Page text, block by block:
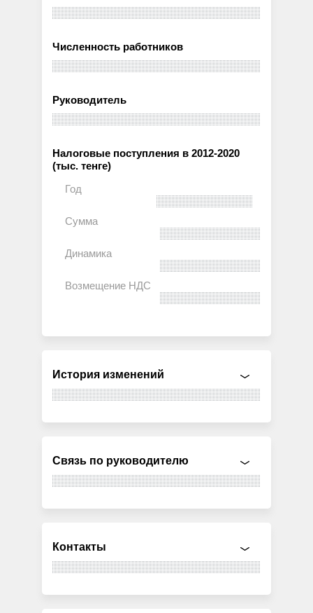
Численность работников
Руководитель
Налоговые поступления в 2012-2020
(тыс. тенге)
История изменений
Связь по руководителю
Контакты